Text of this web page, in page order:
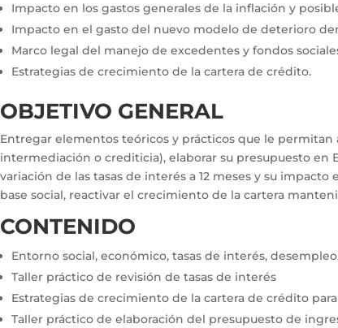
Impacto en los gastos generales de la inflación y
Impacto en el gasto del nuevo modelo de deterioro
Marco legal del manejo de excedentes y fondos
Estrategias de crecimiento de la cartera de crédito.
OBJETIVO GENERAL
Entregar elementos teóricos y prácticos que le permitan
intermediación o crediticia), elaborar su presupuesto en
variación de las tasas de interés a 12 meses y su
base social, reactivar el crecimiento de la cartera
CONTENIDO
Entorno social, económico, tasas de interés,
Taller práctico de revisión de tasas de interés
Estrategias de crecimiento de la cartera de crédito para
Taller práctico de elaboración del presupuesto de